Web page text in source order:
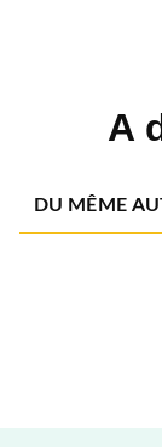
A
DU MÊME